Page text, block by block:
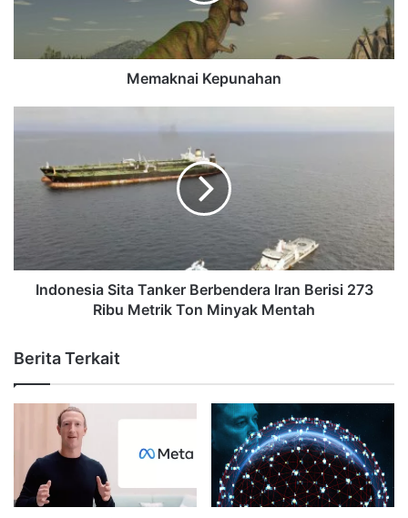
Memaknai Kepunahan
Indonesia Sita Tanker Berbendera Iran Berisi 273
Ribu Metrik Ton Minyak Mentah
Berita Terkait